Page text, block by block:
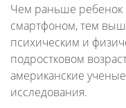
Чем раньше ребенок
смартфоном, тем
психическим и
подростковом
американские
исследования.